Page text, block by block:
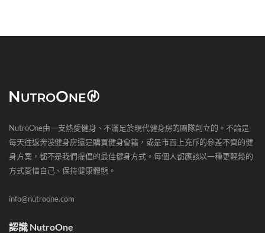
NutroOne由一支熱愛健身、不滿足於現代健身房的團隊創立的。不論是
每天往返奔波健身房還是購買健身會籍，或是市面上充斥的參差不齊的健
身方案，都不是我們提倡的最佳健身方式。每個人都應該以一種更輕鬆的
方式愛惜自己、保持健康體態。
info@nutroone.com
認識 NutroOne